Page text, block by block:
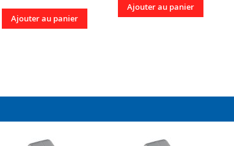
Ajouter au panier
Ajouter au panier